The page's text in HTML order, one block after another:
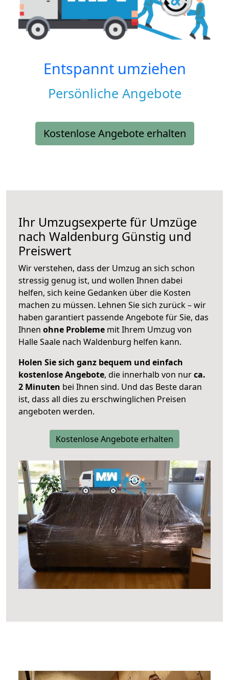
Entspannt umziehen
Persönliche Angebote
Kostenlose Angebote erhalten
Ihr Umzugsexperte für Umzüge
nach Waldenburg Günstig und
Preiswert
Wir verstehen, dass der Umzug an sich schon
stressig genug ist, und wollen Ihnen dabei
helfen, sich keine Gedanken über die Kosten
machen zu müssen. Lehnen Sie sich zurück – wir
haben garantiert passende Angebote für Sie, das
Ihnen ohne Probleme mit Ihrem Umzug von
Halle Saale nach Waldenburg helfen kann.
Holen Sie sich ganz bequem und einfach
kostenlose Angebote, die innerhalb von nurca.
2 Minuten bei Ihnen sind. Und das Beste daran
ist, dass all dies zu erschwinglichen Preisen
angeboten werden.
Kostenlose Angebote erhalten